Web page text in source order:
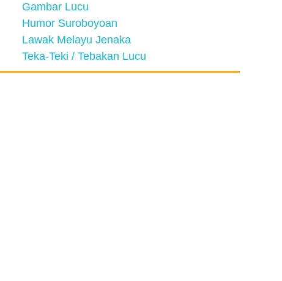
Gambar Lucu
Humor Suroboyoan
Lawak Melayu Jenaka
Teka-Teki / Tebakan Lucu